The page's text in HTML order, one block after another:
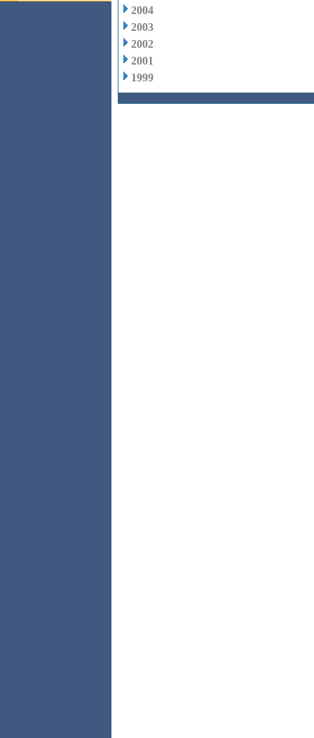
2004
2003
2002
2001
1999